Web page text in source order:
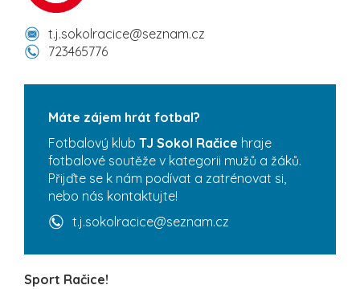
t.j.sokolracice@seznam.cz
723465776
Máte zájem hrát fotbal?
Fotbalový klub TJ Sokol Račice hraje
fotbalové soutěže v kategorii mužů a žáků.
Přijďte se k nám podívat a zatrénovat si,
nebo nás kontaktujte!
t.j.sokolracice@seznam.cz
Sport Račice!